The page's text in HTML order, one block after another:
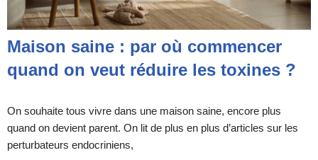
Maison saine : par où commencer
quand on veut réduire les toxines ?
On souhaite tous vivre dans une maison saine, encore plus
quand on devient parent. On lit de plus en plus d’articles sur les
perturbateurs endocriniens,